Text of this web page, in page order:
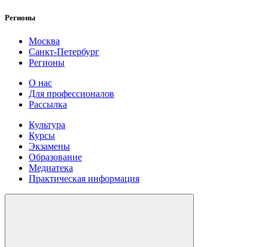
Регионы
Москва
Санкт-Петербург
Регионы
О нас
Для профессионалов
Рассылка
Культура
Курсы
Экзамены
Образование
Медиатека
Практическая информация